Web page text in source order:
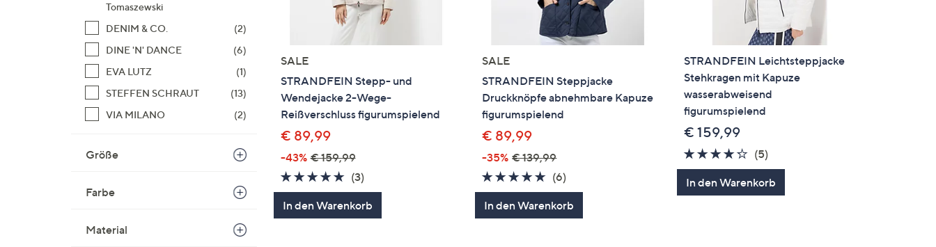
Tomaszewski
DENIM & CO.
(2)
DINE 'N' DANCE
(6)
EVA LUTZ
(1)
STEFFEN SCHRAUT
(13)
VIA MILANO
(2)
Größe
Farbe
Material
SALE
STRANDFEIN Stepp- und
Wendejacke 2-Wege-
Reißverschluss figurumspielend
€ 89,99
-43% € 159,99
4.7
von
5
(3)3
Bewertungen
In den Warenkorb
SALE
STRANDFEIN Steppjacke
Druckknöpfe abnehmbare Kapuze
figurumspielend
€ 89,99
-35% € 139,99
4.7
von
5
(6)
Bewertungen
In den Warenkorb
STRANDFEIN Leichtsteppjacke
Stehkragen mit Kapuze
wasserabweisend
figurumspielend
€ 159,99
4.2
von
5
(5)
Bewertungen
In den Warenkorb